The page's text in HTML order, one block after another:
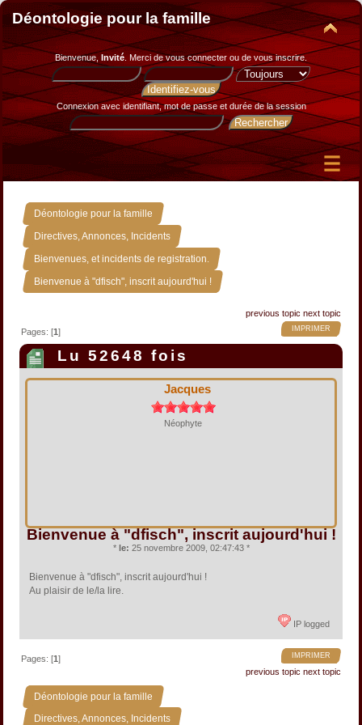
Déontologie pour la famille
Bienvenue, Invité. Merci devous connecter ou de vous inscrire.
Connexion avec identifiant, mot de passe et durée de la session
Déontologie pour la famille »
Directives, Annonces, Incidents »
Bienvenues, et incidents de registration. »
Bienvenue à "dfisch", inscrit aujourd'hui !
previous topic next topic
IMPRIMER
Pages: [1]
Lu 52648 fois
Jacques
Néophyte
Bienvenue à "dfisch", inscrit aujourd'hui !
* le: 25 novembre 2009, 02:47:43 *
Bienvenue à "dfisch", inscrit aujourd'hui !
Au plaisir de le/la lire.
IP logged
IMPRIMER
Pages: [1]
previous topic next topic
Déontologie pour la famille »
Directives, Annonces, Incidents »